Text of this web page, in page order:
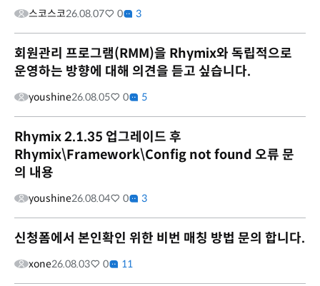
스코스코26.08.07 0 3
회원관리 프로그램(RMM)을 Rhymix와 독립적으로
운영하는 방향에 대해 의견을 듣고 싶습니다.
youshine26.08.05 0 5
Rhymix 2.1.35 업그레이드 후
Rhymix\Framework\Config not found 오류 문
의 내용
youshine26.08.04 0 3
신청폼에서 본인확인 위한 비번 매칭 방법 문의 합니다.
xone26.08.03 0 11